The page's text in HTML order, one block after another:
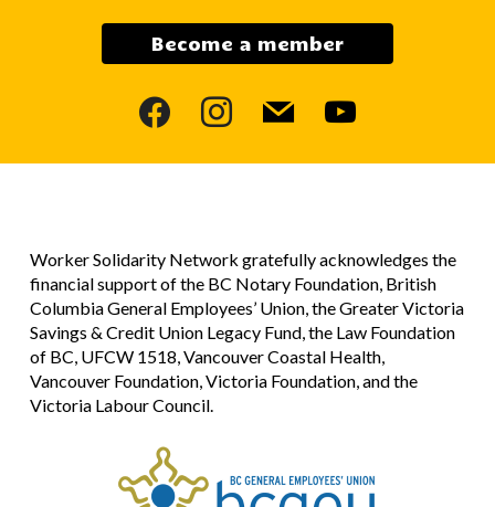
Become a member
facebookinstagram
mail youtube
Worker Solidarity Network gratefully acknowledges the
financial support of the BC Notary Foundation, British
Columbia General Employees’ Union, the Greater Victoria
Savings & Credit Union Legacy Fund, the Law Foundation
of BC, UFCW 1518, Vancouver Coastal Health,
Vancouver Foundation, Victoria Foundation, and the
Victoria Labour Council.